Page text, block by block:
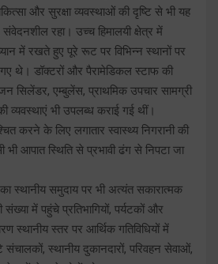
और सुरक्षा व्यवस्थाओं की दृष्टि से भी यह
रहा। उच्च हिमालयी क्षेत्र में
में रखते हुए पूरे रूट पर विभिन्न स्थानों पर
थे। डॉक्टरों और पैरामेडिकल स्टाफ की
सिलेंडर, एम्बुलेंस, प्राथमिक उपचार सामग्री
व्यवस्थाएं भी उपलब्ध कराई गई थीं।
करने के लिए लगातार स्वास्थ्य निगरानी की
भी आपात स्थिति से प्रभावी ढंग से निपटा जा
स्थानीय समुदाय पर भी अत्यंत सकारात्मक
में पहुंचे प्रतिभागियों, पर्यटकों और
स्तर पर आर्थिक गतिविधियों में
संचालकों, स्थानीय दुकानदारों, परिवहन सेवाओं,